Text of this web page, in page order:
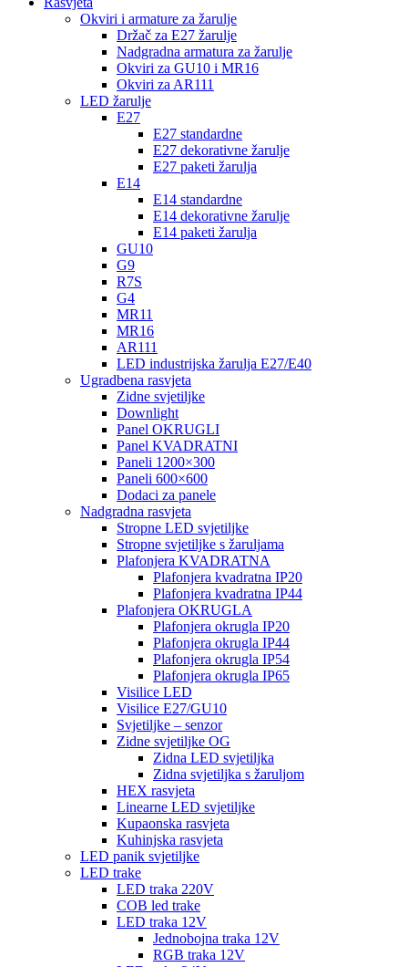
Okviri i armature za žarulje
Držač za E27 žarulje
Nadgradna armatura za žarulje
Okviri za GU10 i MR16
Okviri za AR111
LED žarulje
E27
E27 standardne
E27 dekorativne žarulje
E27 paketi žarulja
E14
E14 standardne
E14 dekorativne žarulje
E14 paketi žarulja
GU10
G9
R7S
G4
MR11
MR16
AR111
LED industrijska žarulja E27/E40
Ugradbena rasvjeta
Zidne svjetiljke
Downlight
Panel OKRUGLI
Panel KVADRATNI
Paneli 1200×300
Paneli 600×600
Dodaci za panele
Nadgradna rasvjeta
Stropne LED svjetiljke
Stropne svjetiljke s žaruljama
Plafonjera KVADRATNA
Plafonjera kvadratna IP20
Plafonjera kvadratna IP44
Plafonjera OKRUGLA
Plafonjera okrugla IP20
Plafonjera okrugla IP44
Plafonjera okrugla IP54
Plafonjera okrugla IP65
Visilice LED
Visilice E27/GU10
Svjetiljke – senzor
Zidne svjetiljke OG
Zidna LED svjetiljka
Zidna svjetiljka s žaruljom
HEX rasvjeta
Linearne LED svjetiljke
Kupaonska rasvjeta
Kuhinjska rasvjeta
LED panik svjetiljke
LED trake
LED traka 220V
COB led trake
LED traka 12V
Jednobojna traka 12V
RGB traka 12V